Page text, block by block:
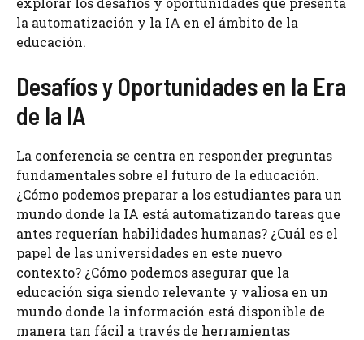
la automatización y la IA en el ámbito de la
educación.
Desafíos y Oportunidades en la Era
de la IA
La conferencia se centra en responder preguntas
fundamentales sobre el futuro de la educación.
¿Cómo podemos preparar a los estudiantes para un
mundo donde la IA está automatizando tareas que
antes requerían habilidades humanas? ¿Cuál es el
papel de las universidades en este nuevo
contexto? ¿Cómo podemos asegurar que la
educación siga siendo relevante y valiosa en un
mundo donde la información está disponible de
manera tan fácil a través de herramientas